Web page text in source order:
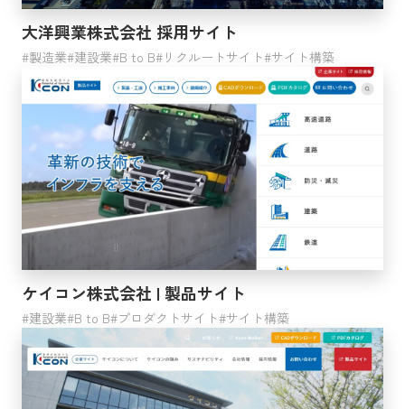
クラウドインテグレーション
BOOST
検索する
大洋興業株式会社 採用サイト
製造業 建設業 B to B リクルートサイト サイト構築
ケイコン株式会社 | 製品サイト
建設業 B to B プロダクトサイト サイト構築